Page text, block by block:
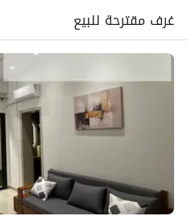
غرف مقترحة للبيع